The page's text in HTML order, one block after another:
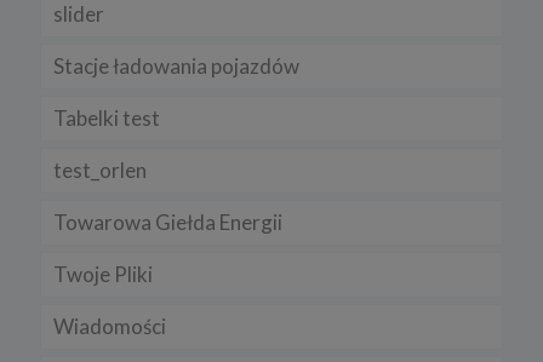
slider
Stacje ładowania pojazdów
Tabelki test
test_orlen
Towarowa Giełda Energii
Twoje Pliki
Wiadomości